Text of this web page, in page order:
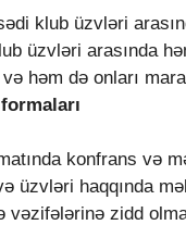
klub üzvləri
üzvləri arasında
və həm də onları
konfrans və
üzvləri haqqında
vəzifələrinə zidd